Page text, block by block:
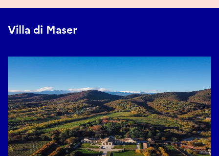
Villa di Maser